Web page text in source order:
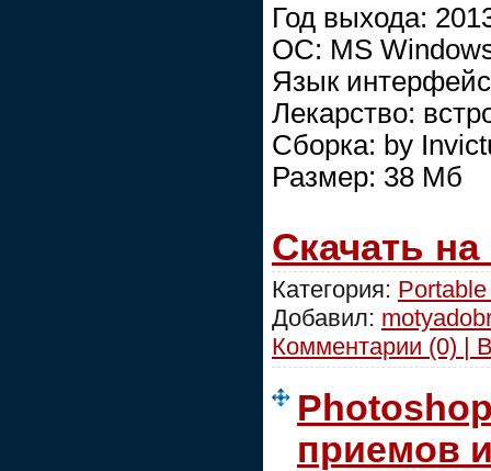
Год выхода:
ОС: MS
Язык
Лекарство:
Сборка: by
Размер: 38 Мб
Скачать
Категория:
Добавил:
Комментарии (0) |
приемов